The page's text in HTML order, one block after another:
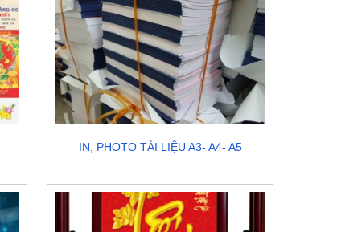
IN, PHOTO TÀI LIỆU A3- A4- A5